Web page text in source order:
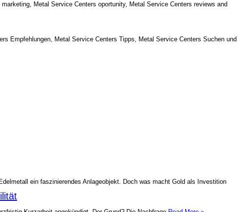
Metal Service Centers oportunity, Metal Service Centers reviews and
Empfehlungen, Metal Service Centers Tipps, Metal Service Centers Suchen und
ein faszinierendes Anlageobjekt. Doch was macht Gold als Investition